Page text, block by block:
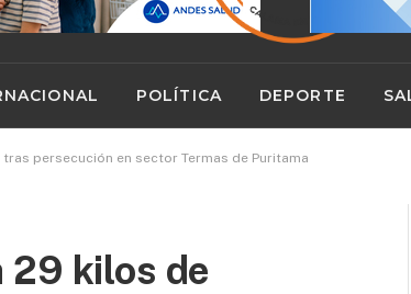
POLÍTICA DEPORTE
persecución en sector Termas de Puritama
29 kilos de